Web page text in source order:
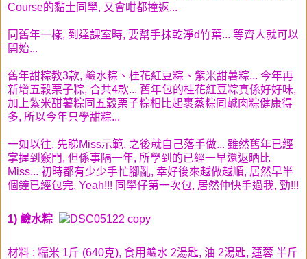
Course的黏土同學, 又會咁都撞返...
同舊年一樣, 到達課室時, 要幫手抺乾淨d竹葉... 等齊人就可以
開始...
舊年甜粽教3款, 鹼水粽、桂花紅豆粽、紫米甜薯粽... 今年再
新增五穀栗子粽, 合共4款... 舊年包的桂花紅豆粽真係好好味,
加上紫米甜薯粽同五穀栗子粽相比起裹蒸粽同鹹肉粽健康得
多, 所以今年只學甜粽...
一如以往, 先睇Miss示範, 之後就自己落手做... 雖然舊年已經
掌握到竅門, 但係事隔一年, 所學到的已經一早還返晒比
Miss... 初時都有少少手忙腳亂, 幸好後來越做越順, 居然早半
個鐘已經包完, Yeah!!! 同學仔第一次包, 居然仲快手過我, 勁!!!
1) 鹼水粽
材料 : 糯米 1斤 (640克), 食用鹼水 2湯匙, 油 2湯匙, 蓮蓉 半斤